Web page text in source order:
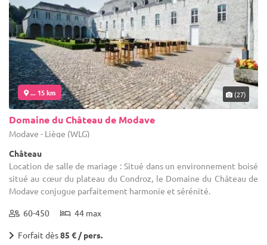
... 15 km (27)
Domaine du Château de Modave
Modave - Liège (WLG)
Château
Location de salle de mariage : Situé dans un environnement boisé
situé au cœur du plateau du Condroz, le Domaine du Château de
Modave conjugue parfaitement harmonie et sérénité.
60-450 44 max
Forfait dès85 € / pers.